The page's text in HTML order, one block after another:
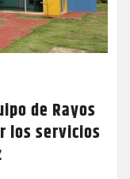
de Rayos
los servicios